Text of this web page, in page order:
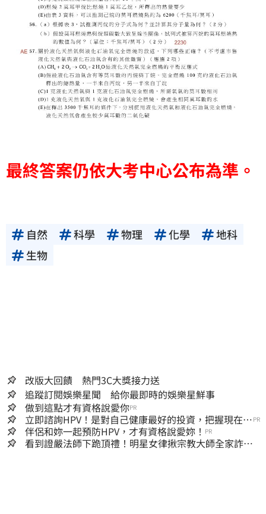
最終答案仍依大考中心公布為準。
自然 科學 物理 化學
地科
生物
改版大回饋 熱門3C大獎接力送
追蹤訂閱娛樂星聞 給你最即時的娛樂星鮮事
做到這點才有資格說愛你PR
立即諮詢HPV！是對自己健康最好的投資，把握現在不
嫌晚！
PR
伴侶和妳一起預防HPV，才有資格說愛妳！ PR
看到證嚴法師下跪頂禮！明星女律揪宗教大師全家詐慈